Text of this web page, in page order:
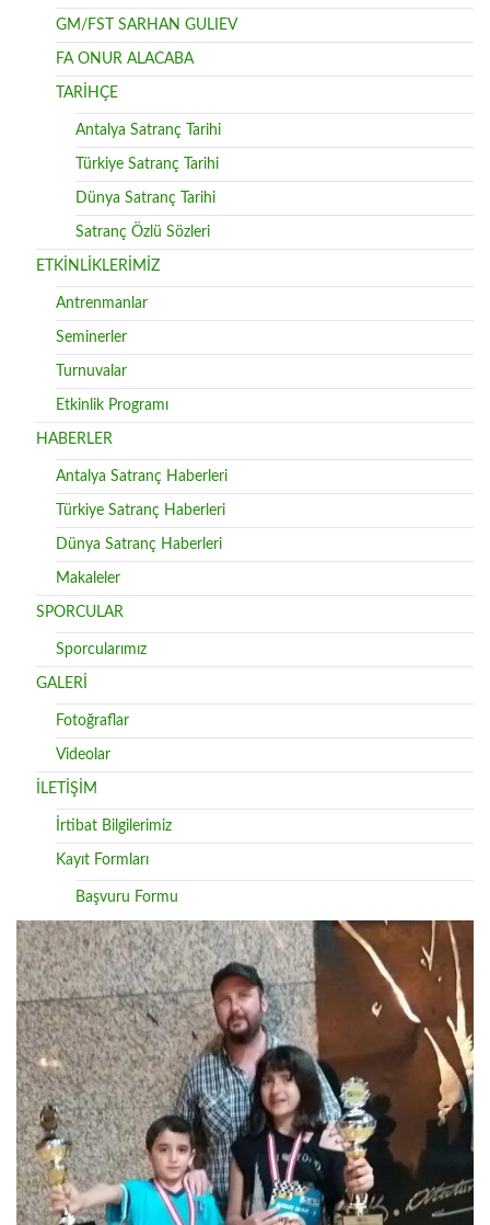
GM/FST SARHAN GULIEV
FA ONUR ALACABA
TARİHÇE
Antalya Satranç Tarihi
Türkiye Satranç Tarihi
Dünya Satranç Tarihi
Satranç Özlü Sözleri
ETKİNLİKLERİMİZ
Antrenmanlar
Seminerler
Turnuvalar
Etkinlik Programı
HABERLER
Antalya Satranç Haberleri
Türkiye Satranç Haberleri
Dünya Satranç Haberleri
Makaleler
SPORCULAR
Sporcularımız
GALERİ
Fotoğraflar
Videolar
İLETİŞİM
İrtibat Bilgilerimiz
Kayıt Formları
Başvuru Formu